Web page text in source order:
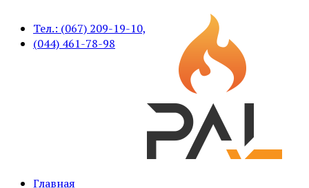
Тел.: (067) 209-19-10,
(044) 461-78-98
Печи для бани PAL, вагонка, брус, дымоходы,
Главная